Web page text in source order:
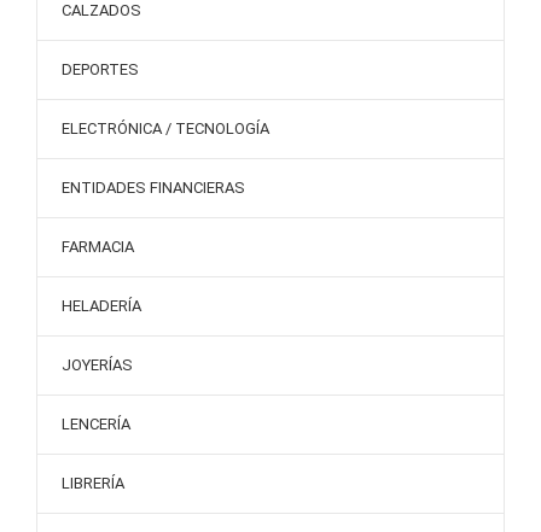
CALZADOS
DEPORTES
ELECTRÓNICA / TECNOLOGÍA
ENTIDADES FINANCIERAS
FARMACIA
HELADERÍA
JOYERÍAS
LENCERÍA
LIBRERÍA